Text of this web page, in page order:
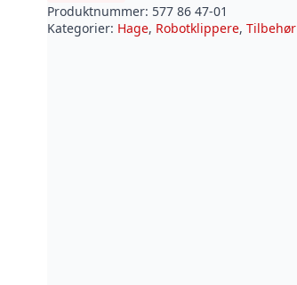
Produktnummer: 577 86 47-01
Kategorier: Hage, Robotklippere, Tilbehør